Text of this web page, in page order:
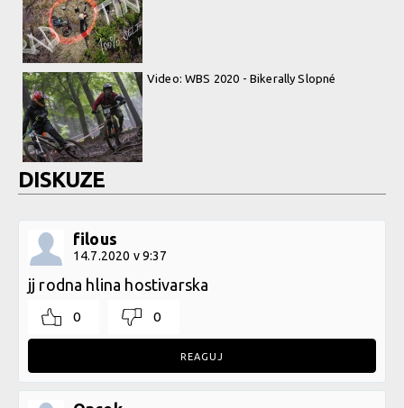
Video: WBS 2020 - Bikerally Slopné
DISKUZE
filous
14.7.2020 v 9:37
jj rodna hlina hostivarska
0 0
REAGUJ